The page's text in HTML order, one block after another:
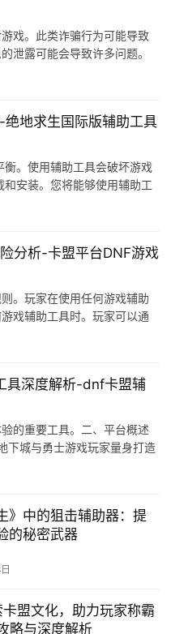
戏。此类诈骗行为可能导致
泄露可能会导致许多问题。
地求生国际版辅助工具
。使用辅助工具会破坏游戏
安装。您将能够使用辅助工
分析-卡盟平台DNF游戏
。玩家在使用任何游戏辅助
戏辅助工具时。玩家可以通
具深度解析-dnf卡盟辅
的重要工具。二、平台概述
下城与勇士游戏玩家量身打造
》中的狙击辅助器：提
的秘密武器
卡盟文化，助力玩家称霸
略与深度解析